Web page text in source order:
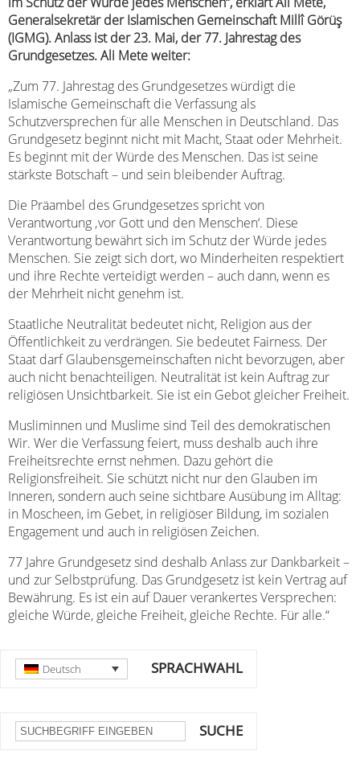
Generalsekretär der Islamischen Gemeinschaft Millî Görüş
(IGMG). Anlass ist der 23. Mai, der 77. Jahrestag des
Grundgesetzes. Ali Mete weiter:
„Zum 77. Jahrestag des Grundgesetzes würdigt die
Islamische Gemeinschaft die Verfassung als
Schutzversprechen für alle Menschen in Deutschland. Das
Grundgesetz beginnt nicht mit Macht, Staat oder Mehrheit.
Es beginnt mit der Würde des Menschen. Das ist seine
stärkste Botschaft – und sein bleibender Auftrag.
Die Präambel des Grundgesetzes spricht von
Verantwortung ‚vor Gott und den Menschen‘. Diese
Verantwortung bewährt sich im Schutz der Würde jedes
Menschen. Sie zeigt sich dort, wo Minderheiten respektiert
und ihre Rechte verteidigt werden – auch dann, wenn es
der Mehrheit nicht genehm ist.
Staatliche Neutralität bedeutet nicht, Religion aus der
Öffentlichkeit zu verdrängen. Sie bedeutet Fairness. Der
Staat darf Glaubensgemeinschaften nicht bevorzugen, aber
auch nicht benachteiligen. Neutralität ist kein Auftrag zur
religiösen Unsichtbarkeit. Sie ist ein Gebot gleicher Freiheit.
Musliminnen und Muslime sind Teil des demokratischen
Wir. Wer die Verfassung feiert, muss deshalb auch ihre
Freiheitsrechte ernst nehmen. Dazu gehört die
Religionsfreiheit. Sie schützt nicht nur den Glauben im
Inneren, sondern auch seine sichtbare Ausübung im Alltag:
in Moscheen, im Gebet, in religiöser Bildung, im sozialen
Engagement und auch in religiösen Zeichen.
77 Jahre Grundgesetz sind deshalb Anlass zur Dankbarkeit –
und zur Selbstprüfung. Das Grundgesetz ist kein Vertrag auf
Bewährung. Es ist ein auf Dauer verankertes Versprechen:
gleiche Würde, gleiche Freiheit, gleiche Rechte. Für alle.“
SPRACHWAHL
Deutsch
SUCHE